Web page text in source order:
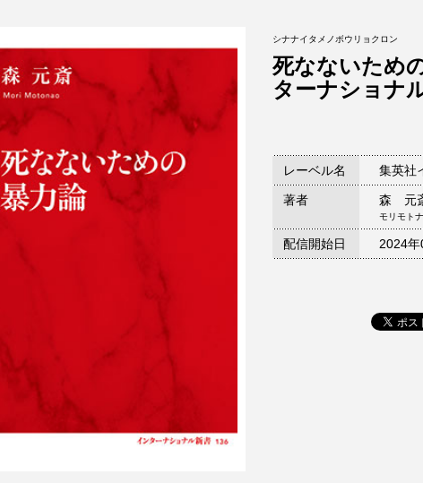
シナナイタメノボウリョクロン
死なないため
ターナショナ
レーベル名 集英社
著者 森 元
モリモト
配信開始日 2024年